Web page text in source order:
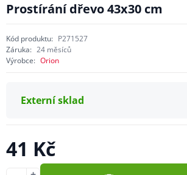
Prostírání dřevo 43x30 cm
Kód produktu: P271527
Záruka: 24 měsíců
Výrobce: Orion
Externí sklad
41 Kč